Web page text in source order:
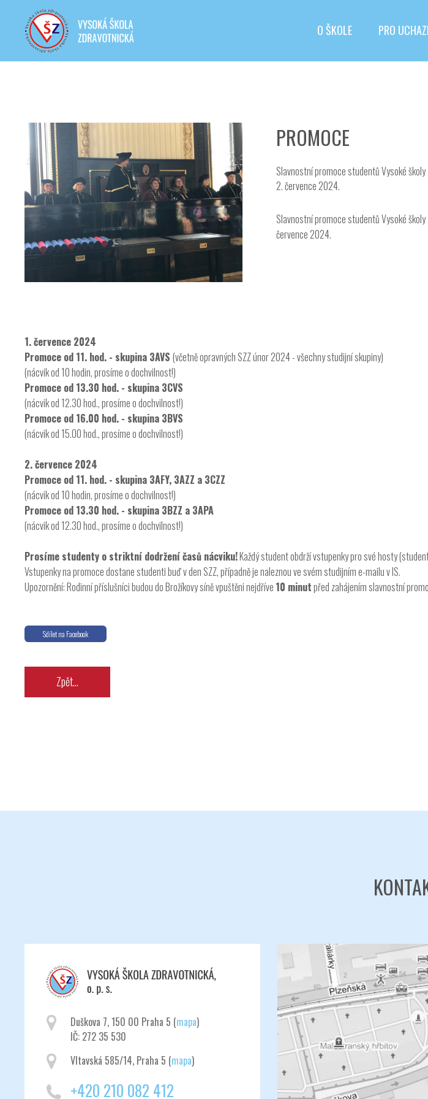
O ŠKOLE PRO
PROMOCE
Slavnostní promoce studentů Vysoké
2. července 2024.
Slavnostní promoce studentů Vysoké
července 2024.
1. července 2024
Promoce od 11. hod. - skupina 3AVS(včetně opravných SZZ únor 2024 - všechny studijní skupiny)
(nácvik od 10 hodin, prosíme o dochvilnost!)
Promoce od 13.30 hod. - skupina 3CVS
(nácvik od 12.30 hod., prosíme o dochvilnost!)
Promoce od 16.00 hod. - skupina 3BVS
(nácvik od 15.00 hod., prosíme o dochvilnost!)
2. července 2024
Promoce od 11. hod. - skupina 3AFY, 3AZZ a 3CZZ
(nácvik od 10 hodin, prosíme o dochvilnost!)
Promoce od 13.30 hod. - skupina 3BZZ a 3APA
(nácvik od 12.30 hod., prosíme o dochvilnost!)
Prosíme studenty o striktní dodržení časů nácviku!Každý student obdrží vstupenky pro své hosty
Vstupenky na promoce dostane studenti buď v den SZZ, případně je naleznou ve svém studijním e-mailu v IS.
Upozornění: Rodinní příslušníci budou do Brožíkovy síně vpuštěni nejdříve 10 minutpřed zahájením slavnostní
Sdílet na Facebook
Zpět...
Duškova 7, 150 00 Praha 5 (mapa)
IČ: 272 35 530
Vltavská 585/14, Praha 5 (mapa)
+420 210 082 412